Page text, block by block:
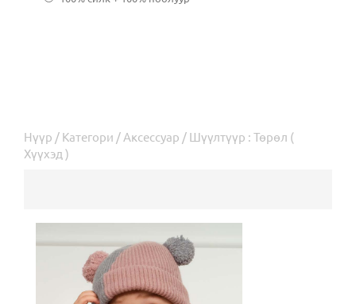
Нүүр / Категори / Аксессуар / Шүүлтүүр : Төрөл (
Хүүхэд )